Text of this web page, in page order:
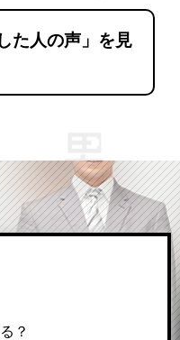
た人の声」を見
？